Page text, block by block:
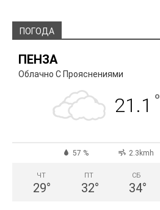
ПОГОДА
ПЕНЗА
Облачно С Прояснениями
21.1 °
57 % 2.3kmh
ЧТ
29°
ПТ
32°
СБ
34°